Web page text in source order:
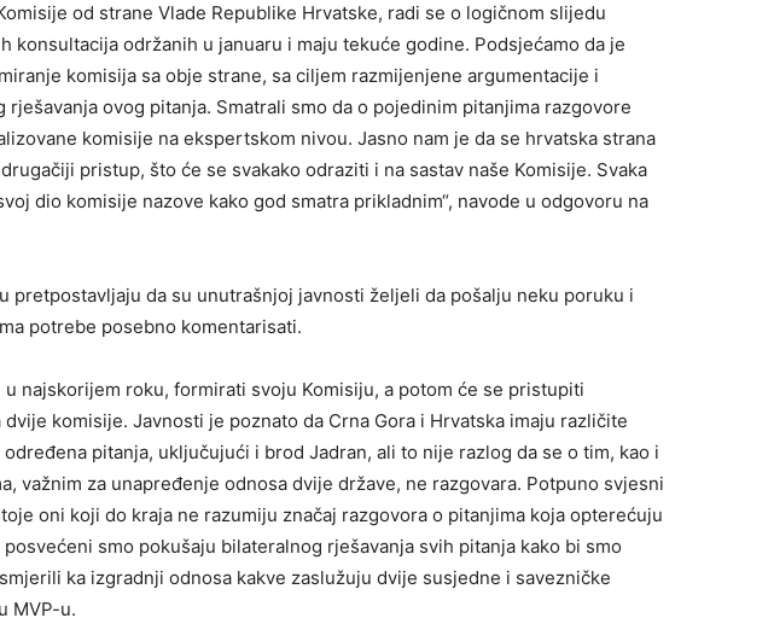
od strane Vlade Republike Hrvatske, radi se o logičnom slijedu
konsultacija održanih u januaru i maju tekuće godine. Podsjećamo da je
komisija sa obje strane, sa ciljem razmijenjene argumentacije i
rješavanja ovog pitanja. Smatrali smo da o pojedinim pitanjima razgovore
komisije na ekspertskom nivou. Jasno nam je da se hrvatska strana
pristup, što će se svakako odraziti i na sastav naše Komisije. Svaka
dio komisije nazove kako god smatra prikladnim“, navode u odgovoru na
pretpostavljaju da su unutrašnjoj javnosti željeli da pošalju neku poruku i
potrebe posebno komentarisati.
u najskorijem roku, formirati svoju Komisiju, a potom će se pristupiti
komisije. Javnosti je poznato da Crna Gora i Hrvatska imaju različite
pitanja, uključujući i brod Jadran, ali to nije razlog da se o tim, kao i
važnim za unapređenje odnosa dvije države, ne razgovara. Potpuno svjesni
oni koji do kraja ne razumiju značaj razgovora o pitanjima koja opterećuju
smo pokušaju bilateralnog rješavanja svih pitanja kako bi smo
ka izgradnji odnosa kakve zaslužuju dvije susjedne i savezničke
MVP-u.